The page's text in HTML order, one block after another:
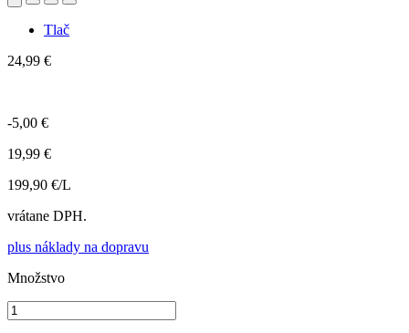
Tlač
24,99 €
-5,00 €
19,99 €
199,90 €/L
vrátane DPH.
plus náklady na dopravu
Množstvo